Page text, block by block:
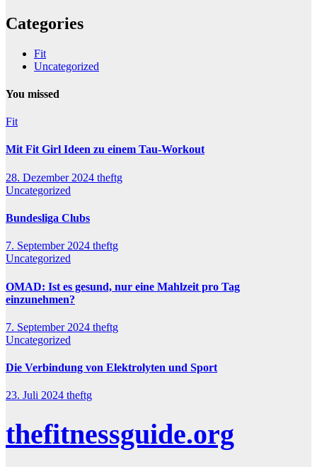
Categories
Fit
Uncategorized
You missed
Fit
Mit Fit Girl Ideen zu einem Tau-Workout
28. Dezember 2024 theftg
Uncategorized
Bundesliga Clubs
7. September 2024 theftg
Uncategorized
OMAD: Ist es gesund, nur eine Mahlzeit pro Tag
einzunehmen?
7. September 2024 theftg
Uncategorized
Die Verbindung von Elektrolyten und Sport
23. Juli 2024 theftg
thefitnessguide.org